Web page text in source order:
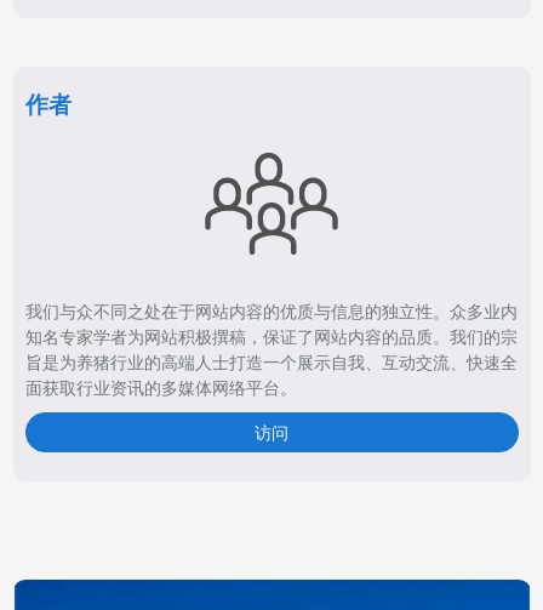
作者
我们与众不同之处在于网站内容的优质与信息的独立性。众多业内
知名专家学者为网站积极撰稿，保证了网站内容的品质。我们的宗
旨是为养猪行业的高端人士打造一个展示自我、互动交流、快速全
面获取行业资讯的多媒体网络平台。
访问